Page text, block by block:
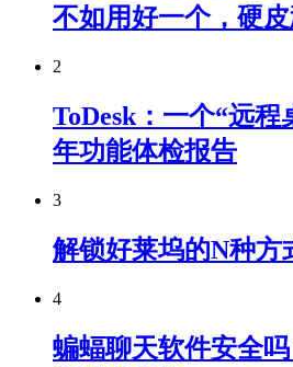
不如用好一个，硬
2
ToDesk：一个“远程
年功能体检报告
3
解锁好莱坞的N种方
4
蝙蝠聊天软件安全